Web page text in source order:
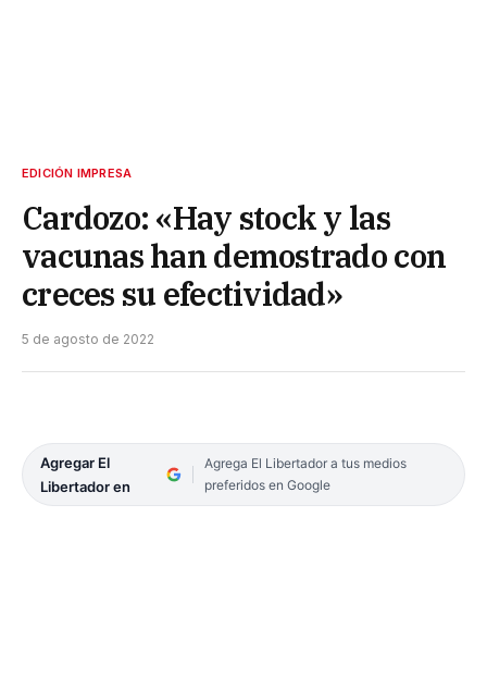
EDICIÓN IMPRESA
Cardozo: «Hay stock y las
vacunas han demostrado con
creces su efectividad»
5 de agosto de 2022
Agregar El
Libertador en
Agrega El Libertador a tus medios
preferidos en Google